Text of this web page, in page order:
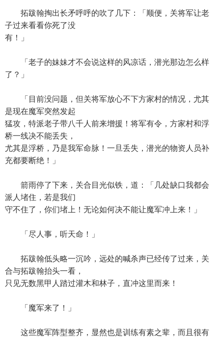
拓跋翰掏出长矛呼呼的吹了几下：「顺便，关将军让老
子过来看看你死了没
有！」
「老子的妹妹才不会说这样的风凉话，潜光那边怎么样
了？」
「目前没问题，但关将军放心不下方家村的情况，尤其
是现在魔军突然发起
猛攻，特派老子带八千人前来增援！将军有令，方家村和浮
桥一线决不能丢失，
尤其是浮桥，乃是我军命脉！一旦丢失，潜光的物资人员补
充都要断绝！」
箭雨停了下来，关合目光似铁，道：「几处缺口我都会
派人堵住，若是我们
守不住了，你们堵上！无论如何决不能让魔军冲上来！」
「尽人事，听天命！」
拓跋翰低头略一沉吟，远处的喊杀声已经传了过来，关
合与拓跋翰抬头一看，
只见无数黑甲人踏过灌木和林子，直冲这里而来！
「魔军来了！」
这些魔军阵型整齐，显然也是训练有素之辈，而且很有